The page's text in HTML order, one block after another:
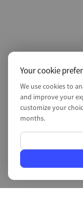
Your cookie
We use cookies to
and improve your
customize your
months.